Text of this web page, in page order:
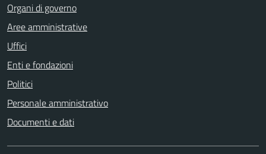
Organi di governo
Aree amministrative
Uffici
Enti e fondazioni
Politici
Personale amministrativo
Documenti e dati